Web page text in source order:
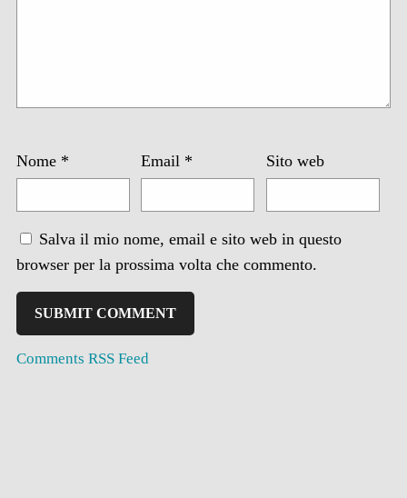
Nome * Email * Sito web
Salva il mio nome, email e sito web in questo
browser per la prossima volta che commento.
Comments RSS Feed